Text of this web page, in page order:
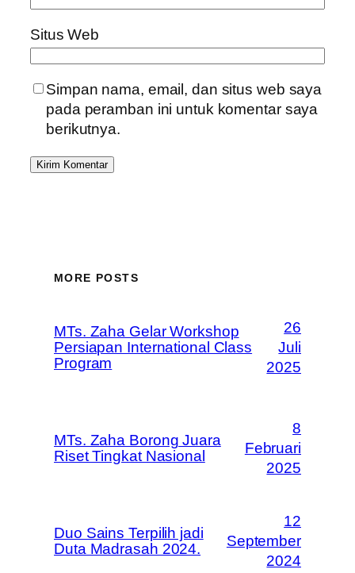
Situs Web
Simpan nama, email, dan situs web saya
pada peramban ini untuk komentar saya
berikutnya.
MORE POSTS
MTs. Zaha Gelar Workshop
Persiapan International Class
Program
26
Juli
2025
MTs. Zaha Borong Juara
Riset Tingkat Nasional
8
Februari
2025
Duo Sains Terpilih jadi
Duta Madrasah 2024.
12
September
2024